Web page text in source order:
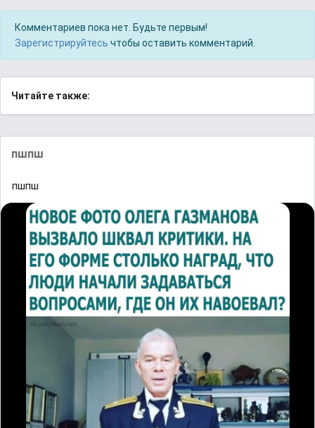
Комментариев пока нет. Будьте первым!
Зарегистрируйтесь чтобы оставить комментарий.
Читайте также:
пшпш
пшпш